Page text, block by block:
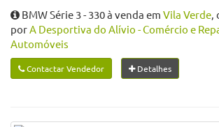
BMW Série 3 - 330 à venda em Vila Verde,
porA Desportiva do Alívio - Comércio e
Automóveis
Contactar Vendedor Detalhes